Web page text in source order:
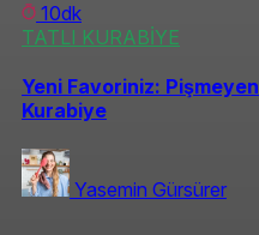
10dk
TATLI KURABİYE
Yeni Favoriniz: Pişmeyen
Kurabiye
Yasemin Gürsürer